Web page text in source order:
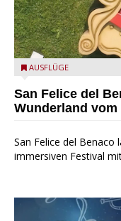
San Felice del
AUSFLÜGE
San Felice del
Wunderland
San Felice del Benaco
immersiven Festival